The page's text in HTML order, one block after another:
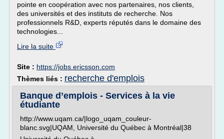
pointe en coopération avec nos partenaires, nos clients,
des universités et des instituts de recherche. Nos
professionnels R&D, experts réputés dans le domaine des
technologies...
Lire la suite
Site : https://jobs.ericsson.com
Thèmes liés : recherche d'emplois
Banque d’emplois - Services à la vie
étudiante
http://www.uqam.ca/|logo_uqam_couleur-
blanc.svg|UQAM, Université du Québec à Montréal|38